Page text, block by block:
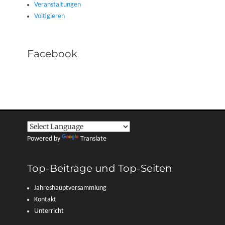
Veranstaltungen
Voltigieren
Facebook
Powered by Translate
Top-Beiträge und Top-Seiten
Jahreshauptversammlung
Kontakt
Unterricht